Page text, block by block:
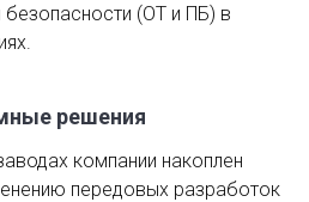
(ОТ и ПБ) в
решения
компании накоплен
передовых разработок